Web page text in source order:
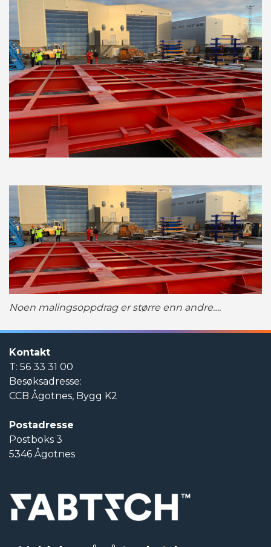
Noen malingsoppdrag er større enn andre….
Kontakt
T: 56 33 31 00
Besøksadresse:
CCB Ågotnes, Bygg K2
Postadresse
Postboks 3
5346 Ågotnes